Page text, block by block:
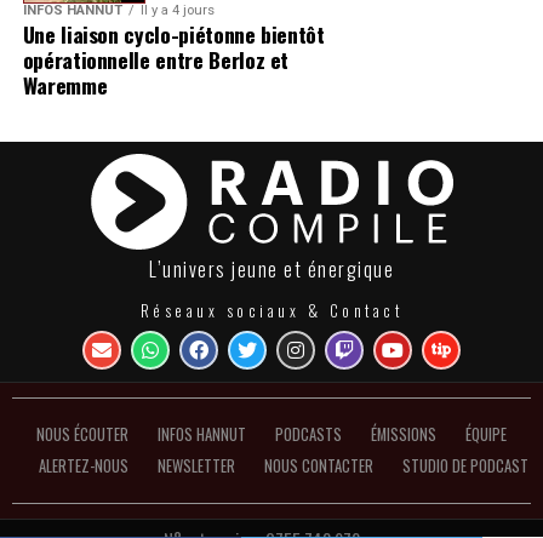
INFOS HANNUT Il y a 4 jours
Une liaison cyclo-piétonne bientôt
opérationnelle entre Berloz et
Waremme
L’univers jeune et énergique
Réseaux sociaux & Contact
NOUS ÉCOUTER INFOS HANNUT PODCASTS ÉMISSIONS
ÉQUIPE
ALERTEZ-NOUS
NEWSLETTER NOUS CONTACTER STUDIO DE PODCAST